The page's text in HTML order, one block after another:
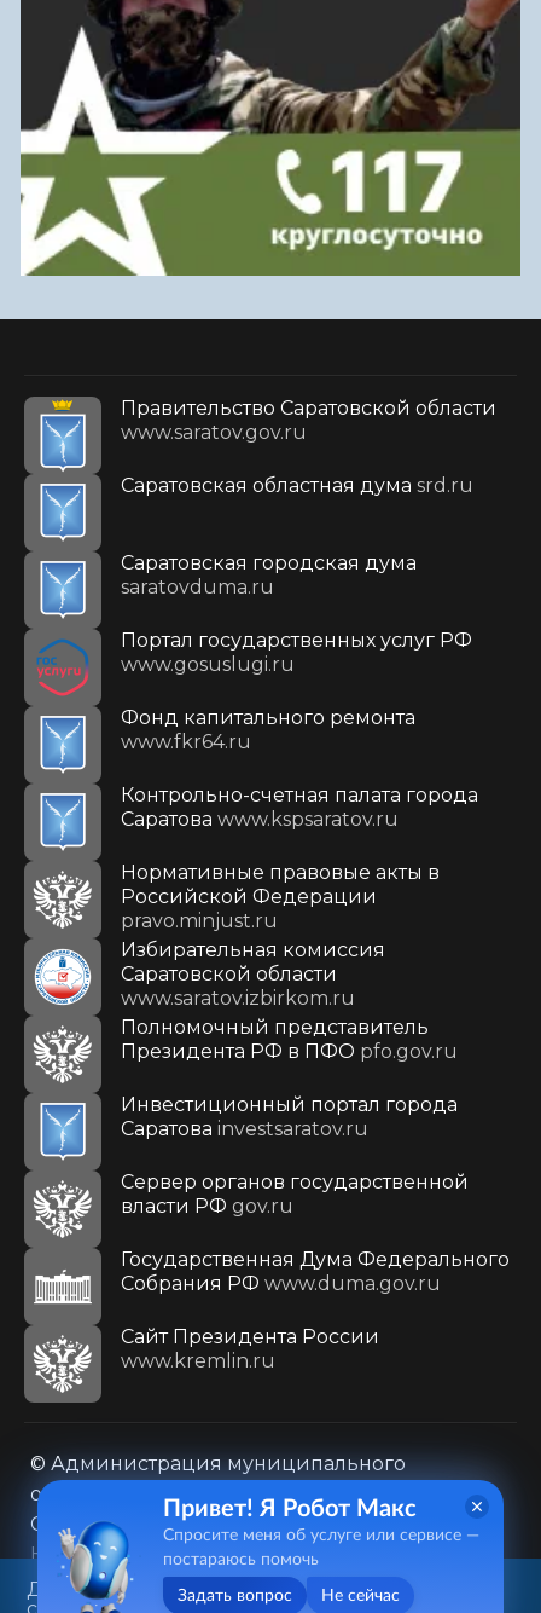
Правительство Саратовской области
www.saratov.gov.ru
Саратовская областная дума srd.ru
Саратовская городская дума
saratovduma.ru
Портал государственных услуг РФ
www.gosuslugi.ru
Фонд капитального ремонта
www.fkr64.ru
Контрольно-счетная палата города
Саратова www.kspsaratov.ru
Нормативные правовые акты в
Российской Федерации
pravo.minjust.ru
Избирательная комиссия
Саратовской области
www.saratov.izbirkom.ru
Полномочный представитель
Президента РФ в ПФО pfo.gov.ru
Инвестиционный портал города
Саратова investsaratov.ru
Сервер органов государственной
власти РФ gov.ru
Государственная Дума Федерального
Собрания РФ www.duma.gov.ru
Cайт Президента России
www.kremlin.ru
© Администрация муниципального
образования городского округа «Город
Саратов»
Контакты
Карта сайта
Политика в отношении обработки
Данный веб-сайт использует
Привет! Я Робот Макс
Спросите меня об услуге или сервисе —
постараюсь помочь
Задать вопрос Не сейчас